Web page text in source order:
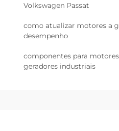
Volkswagen Passat
como atualizar motores a
desempenho
componentes para
geradores industriais